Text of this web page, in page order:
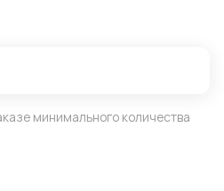
минимального количества